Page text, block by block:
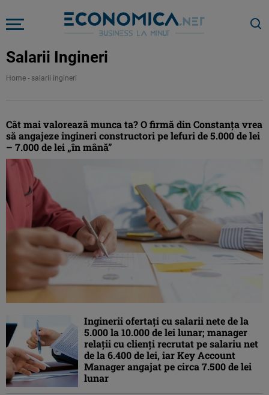
Salarii Ingineri
Home - salarii ingineri
Cât mai valorează munca ta? O firmă din Constanţa vrea
să angajeze ingineri constructori pe lefuri de 5.000 de lei
– 7.000 de lei „în mână”
Inginerii ofertaţi cu salarii nete de la
5.000 la 10.000 de lei lunar; manager
relaţii cu clienţi recrutat pe salariu net
de la 6.400 de lei, iar Key Account
Manager angajat pe circa 7.500 de lei
lunar